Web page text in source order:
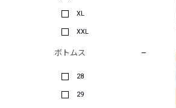
XL
XXL
ボトムス
28
29